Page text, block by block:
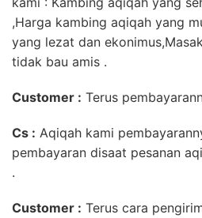
,Harga kambing aqiqah yang
yang lezat dan
tidak bau amis .
Customer : Terus
Cs : Aqiqah kami
pembayaran disaat pesanan
.
Customer : Terus cara